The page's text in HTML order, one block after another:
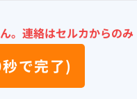
。 連絡はセルカからのみ
で完了)